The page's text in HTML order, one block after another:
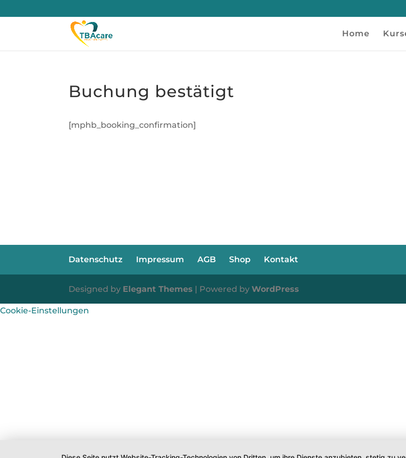
Home
Buchung bestätigt
[mphb_booking_confirmation]
Datenschutz Impressum AGB Shop Kontakt
Designed by Elegant Themes | Powered byWordPress
Cookie-Einstellungen